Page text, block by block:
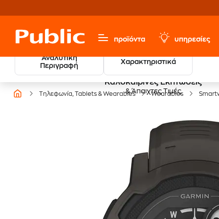
προϊόντα υπηρεσίες
Αναλυτική
Περιγραφή
Χαρακτηριστικά
Καλοκαιρινές Εκπτώσεις
& Άπαιχτες Τιμές
Τηλεφωνία, Tablets & Wearables Wearables